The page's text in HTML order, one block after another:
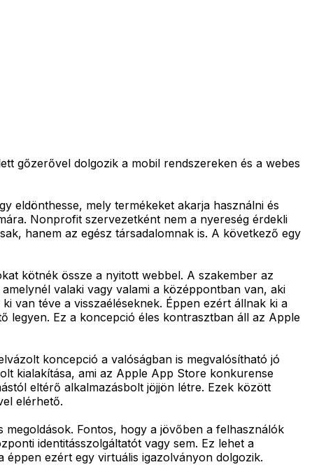
gőzerővel dolgozik a mobil rendszereken és a webes
eldönthesse, mely termékeket akarja használni és
Nonprofit szervezetként nem a nyereség érdekli
hanem az egész társadalomnak is. A következő egy
kötnék össze a nyitott webbel. A szakember az
valaki vagy valami a középpontban van, aki
van téve a visszaéléseknek. Éppen ezért állnak ki a
legyen. Ez a koncepció éles kontrasztban áll az Apple
koncepció a valóságban is megvalósítható jó
kialakítása, ami az Apple App Store konkurense
eltérő alkalmazásbolt jöjjön létre. Ezek között
elérhető.
Fontos, hogy a jövőben a felhasználók
identitásszolgáltatót vagy sem. Ez lehet a
ezért egy virtuális igazolványon dolgozik.